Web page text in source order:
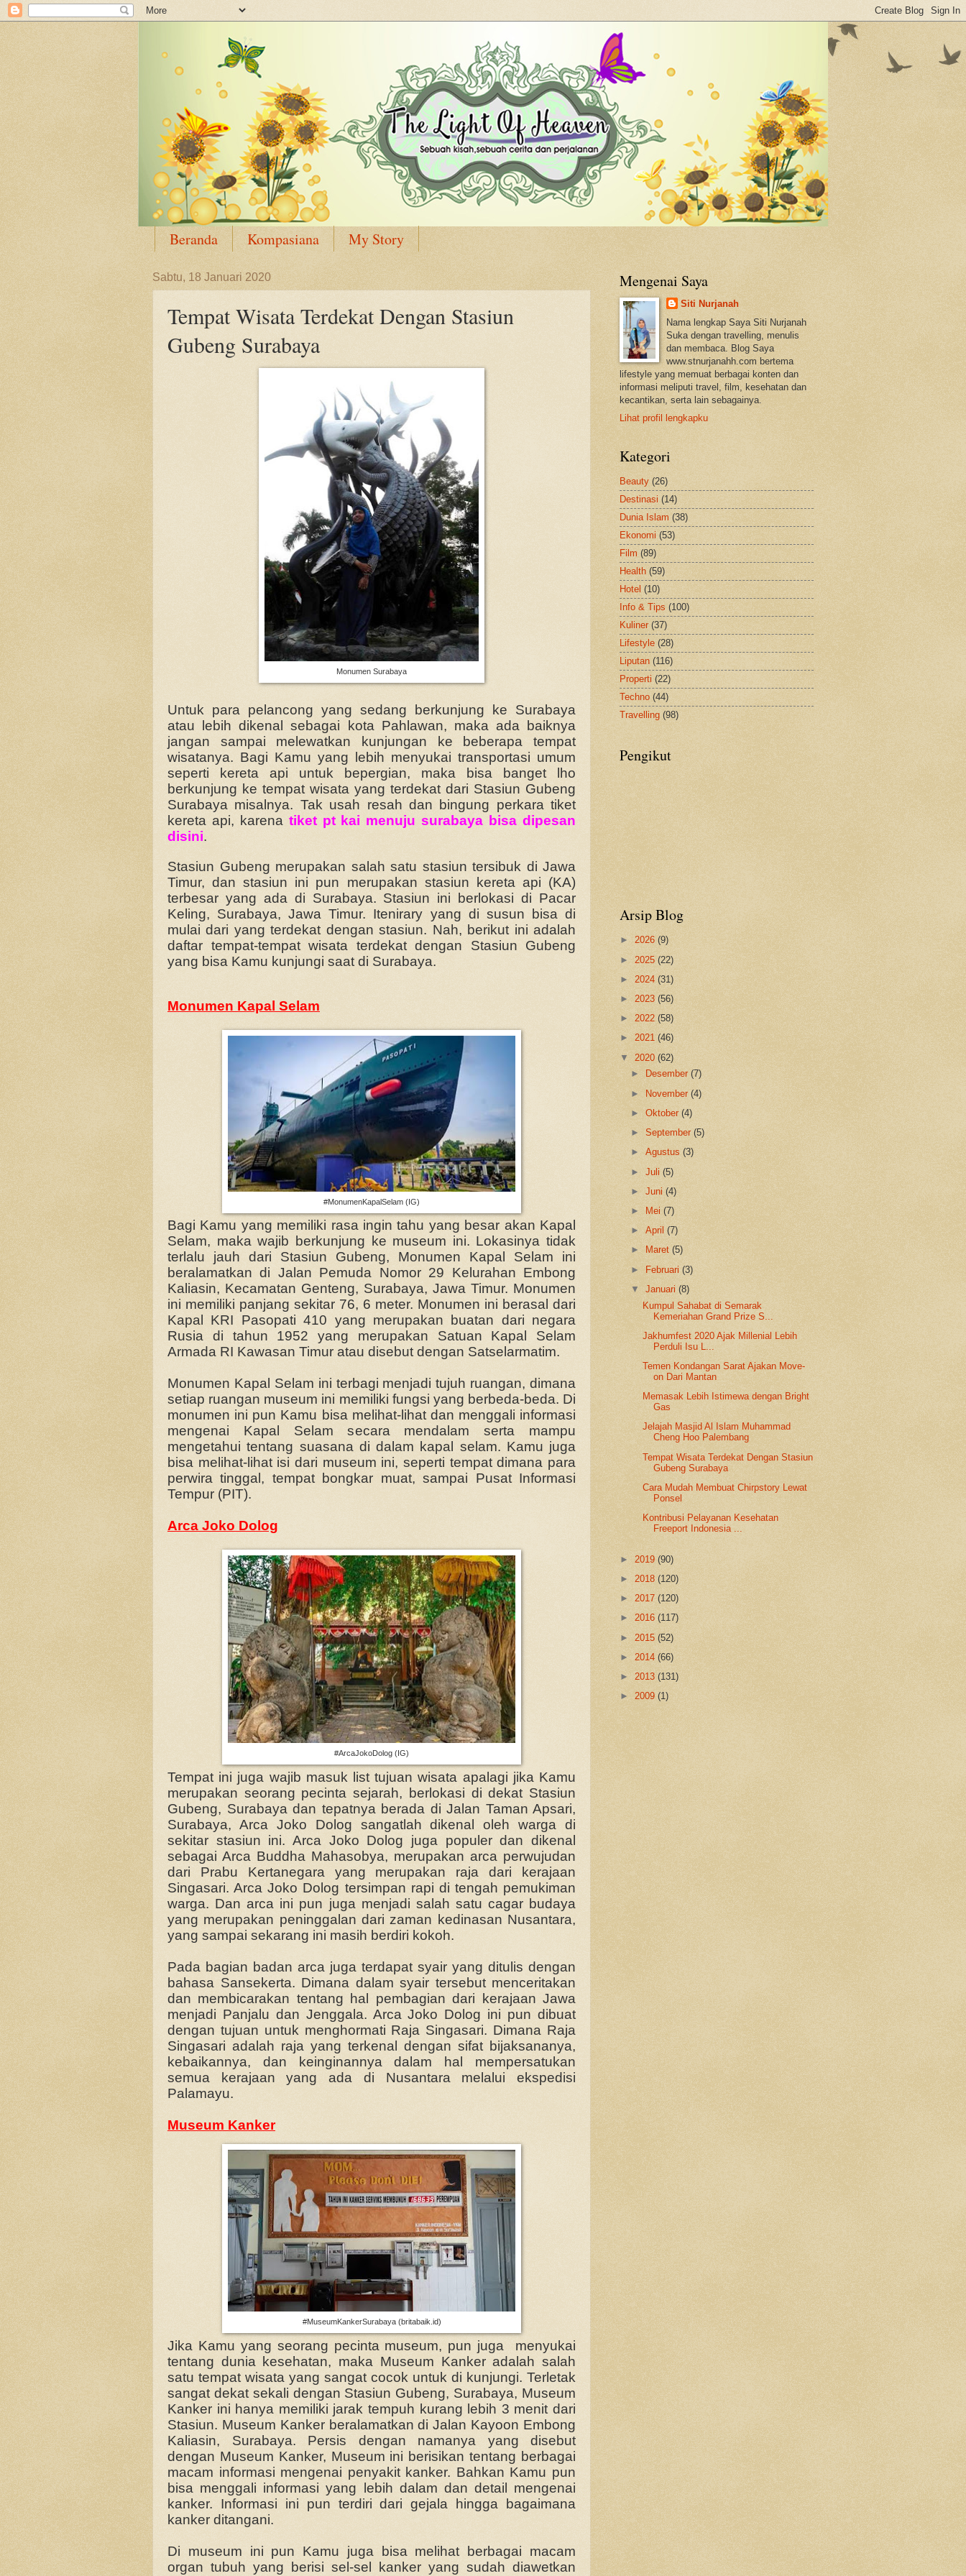
Beranda Kompasiana My Story
Sabtu, 18 Januari 2020
Tempat Wisata Terdekat Dengan Stasiun
Gubeng Surabaya
Monumen Surabaya
Untuk para pelancong yang sedang berkunjung ke Surabaya
atau lebih dikenal sebagai kota Pahlawan, maka ada baiknya
jangan sampai melewatkan kunjungan ke beberapa tempat
wisatanya. Bagi Kamu yang lebih menyukai transportasi umum
seperti kereta api untuk bepergian, maka bisa banget lho
berkunjung ke tempat wisata yang terdekat dari Stasiun Gubeng
Surabaya misalnya. Tak usah resah dan bingung perkara tiket
kereta api, karena tiket pt kai menuju surabaya bisa dipesan
disini.
Stasiun Gubeng merupakan salah satu stasiun tersibuk di Jawa
Timur, dan stasiun ini pun merupakan stasiun kereta api (KA)
terbesar yang ada di Surabaya. Stasiun ini berlokasi di Pacar
Keling, Surabaya, Jawa Timur. Itenirary yang di susun bisa di
mulai dari yang terdekat dengan stasiun. Nah, berikut ini adalah
daftar tempat-tempat wisata terdekat dengan Stasiun Gubeng
yang bisa Kamu kunjungi saat di Surabaya.
Monumen Kapal Selam
#MonumenKapalSelam (IG)
Bagi Kamu yang memiliki rasa ingin tahu yang besar akan Kapal
Selam, maka wajib berkunjung ke museum ini. Lokasinya tidak
terlalu jauh dari Stasiun Gubeng, Monumen Kapal Selam ini
beralamatkan di Jalan Pemuda Nomor 29 Kelurahan Embong
Kaliasin, Kecamatan Genteng, Surabaya, Jawa Timur. Monumen
ini memiliki panjang sekitar 76, 6 meter. Monumen ini berasal dari
Kapal KRI Pasopati 410 yang merupakan buatan dari negara
Rusia di tahun 1952 yang merupakan Satuan Kapal Selam
Armada RI Kawasan Timur atau disebut dengan Satselarmatim.
Monumen Kapal Selam ini terbagi menjadi tujuh ruangan, dimana
setiap ruangan museum ini memiliki fungsi yang berbeda-beda. Di
monumen ini pun Kamu bisa melihat-lihat dan menggali informasi
mengenai Kapal Selam secara mendalam serta mampu
mengetahui tentang suasana di dalam kapal selam. Kamu juga
bisa melihat-lihat isi dari museum ini, seperti tempat dimana para
perwira tinggal, tempat bongkar muat, sampai Pusat Informasi
Tempur (PIT).
Arca Joko Dolog
#ArcaJokoDolog (IG)
Tempat ini juga wajib masuk list tujuan wisata apalagi jika Kamu
merupakan seorang pecinta sejarah, berlokasi di dekat Stasiun
Gubeng, Surabaya dan tepatnya berada di Jalan Taman Apsari,
Surabaya, Arca Joko Dolog sangatlah dikenal oleh warga di
sekitar stasiun ini. Arca Joko Dolog juga populer dan dikenal
sebagai Arca Buddha Mahasobya, merupakan arca perwujudan
dari Prabu Kertanegara yang merupakan raja dari kerajaan
Singasari. Arca Joko Dolog tersimpan rapi di tengah pemukiman
warga. Dan arca ini pun juga menjadi salah satu cagar budaya
yang merupakan peninggalan dari zaman kedinasan Nusantara,
yang sampai sekarang ini masih berdiri kokoh.
Pada bagian badan arca juga terdapat syair yang ditulis dengan
bahasa Sansekerta. Dimana dalam syair tersebut menceritakan
dan membicarakan tentang hal pembagian dari kerajaan Jawa
menjadi Panjalu dan Jenggala. Arca Joko Dolog ini pun dibuat
dengan tujuan untuk menghormati Raja Singasari. Dimana Raja
Singasari adalah raja yang terkenal dengan sifat bijaksananya,
kebaikannya, dan keinginannya dalam hal mempersatukan
semua kerajaan yang ada di Nusantara melalui ekspedisi
Palamayu.
Museum Kanker
#MuseumKankerSurabaya (britabaik.id)
Jika Kamu yang seorang pecinta museum, pun juga menyukai
tentang dunia kesehatan, maka Museum Kanker adalah salah
satu tempat wisata yang sangat cocok untuk di kunjungi. Terletak
sangat dekat sekali dengan Stasiun Gubeng, Surabaya, Museum
Kanker ini hanya memiliki jarak tempuh kurang lebih 3 menit dari
Stasiun. Museum Kanker beralamatkan di Jalan Kayoon Embong
Kaliasin, Surabaya. Persis dengan namanya yang disebut
dengan Museum Kanker, Museum ini berisikan tentang berbagai
macam informasi mengenai penyakit kanker. Bahkan Kamu pun
bisa menggali informasi yang lebih dalam dan detail mengenai
kanker. Informasi ini pun terdiri dari gejala hingga bagaimana
kanker ditangani.
Di museum ini pun Kamu juga bisa melihat berbagai macam
organ tubuh yang berisi sel-sel kanker yang sudah diawetkan
Mengenai Saya
Siti Nurjanah
Nama lengkap Saya Siti Nurjanah
Suka dengan travelling, menulis
dan membaca. Blog Saya
www.stnurjanahh.com bertema
lifestyle yang memuat berbagai konten dan
informasi meliputi travel, film, kesehatan dan
kecantikan, serta lain sebagainya.
Lihat profil lengkapku
Kategori
Beauty (26)
Destinasi (14)
Dunia Islam (38)
Ekonomi (53)
Film (89)
Health (59)
Hotel (10)
Info & Tips (100)
Kuliner (37)
Lifestyle (28)
Liputan (116)
Properti (22)
Techno (44)
Travelling (98)
Pengikut
Arsip Blog
► 2026 (9)
► 2025 (22)
► 2024 (31)
► 2023 (56)
► 2022 (58)
► 2021 (46)
▼ 2020 (62)
►
Desember(7)
► November(4)
►Oktober(4)
►September(5)
►Agustus(3)
►Juli(5)
►Juni(4)
►
Mei(7)
►April(7)
►
Maret(5)
► Februari(3)
▼Januari(8)
Kumpul Sahabat di Semarak
Kemeriahan Grand Prize S...
Jakhumfest 2020 Ajak Millenial Lebih
Perduli Isu L...
Temen Kondangan Sarat Ajakan Move-
on Dari Mantan
Memasak Lebih Istimewa dengan Bright
Gas
Jelajah Masjid Al Islam Muhammad
Cheng Hoo Palembang
Tempat Wisata Terdekat Dengan Stasiun
Gubeng Surabaya
Cara Mudah Membuat Chirpstory Lewat
Ponsel
Kontribusi Pelayanan Kesehatan
Freeport Indonesia ...
► 2019 (90)
► 2018 (120)
► 2017 (120)
► 2016 (117)
► 2015 (52)
► 2014 (66)
► 2013 (131)
► 2009 (1)